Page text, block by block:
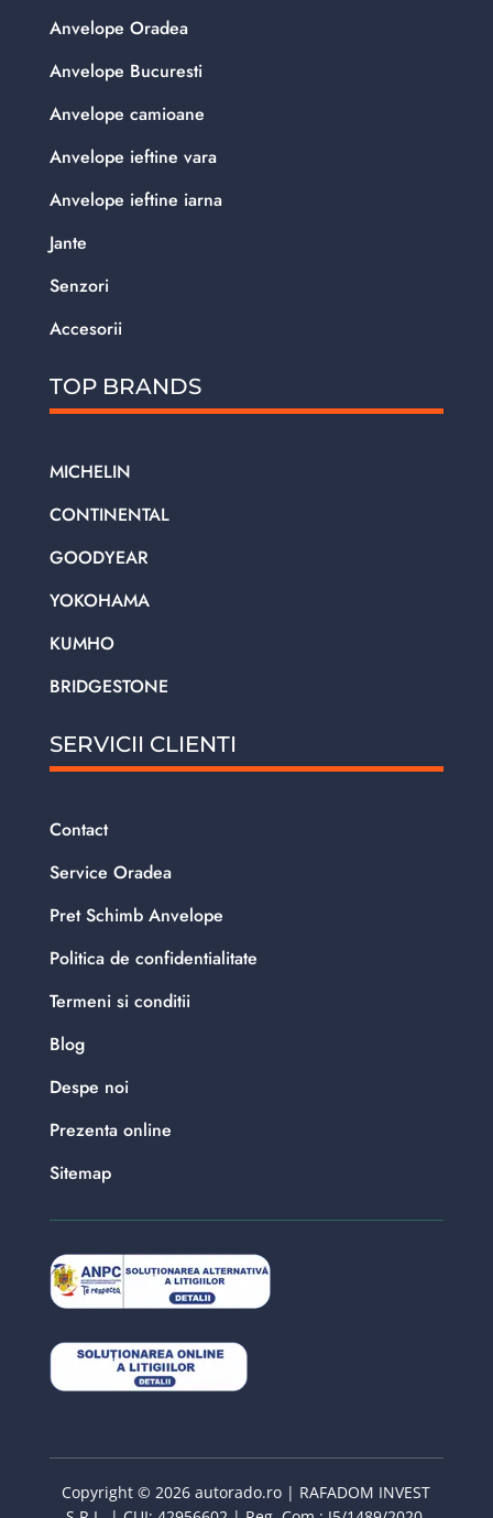
Anvelope Oradea
Anvelope Bucuresti
Anvelope camioane
Anvelope ieftine vara
Anvelope ieftine iarna
Jante
Senzori
Accesorii
TOP BRANDS
MICHELIN
CONTINENTAL
GOODYEAR
YOKOHAMA
KUMHO
BRIDGESTONE
SERVICII CLIENTI
Contact
Service Oradea
Pret Schimb Anvelope
Politica de confidentialitate
Termeni si conditii
Blog
Despe noi
Prezenta online
Sitemap
Copyright © 2026 autorado.ro | RAFADOM INVEST